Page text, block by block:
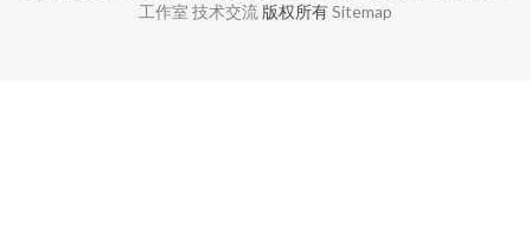
工作室 技术交流 版权所有Sitemap